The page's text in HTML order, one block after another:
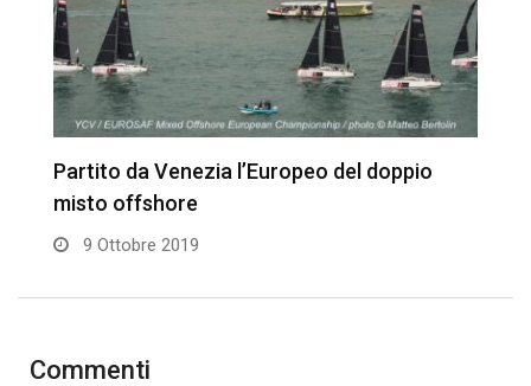
Partito da Venezia l’Europeo del doppio
misto offshore
9 Ottobre 2019
Commenti